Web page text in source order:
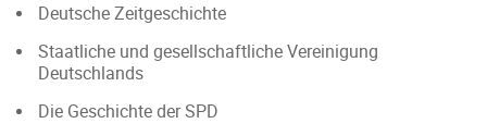
Deutsche Zeitgeschichte
Staatliche und gesellschaftliche Vereinigung
Deutschlands
Die Geschichte der SPD